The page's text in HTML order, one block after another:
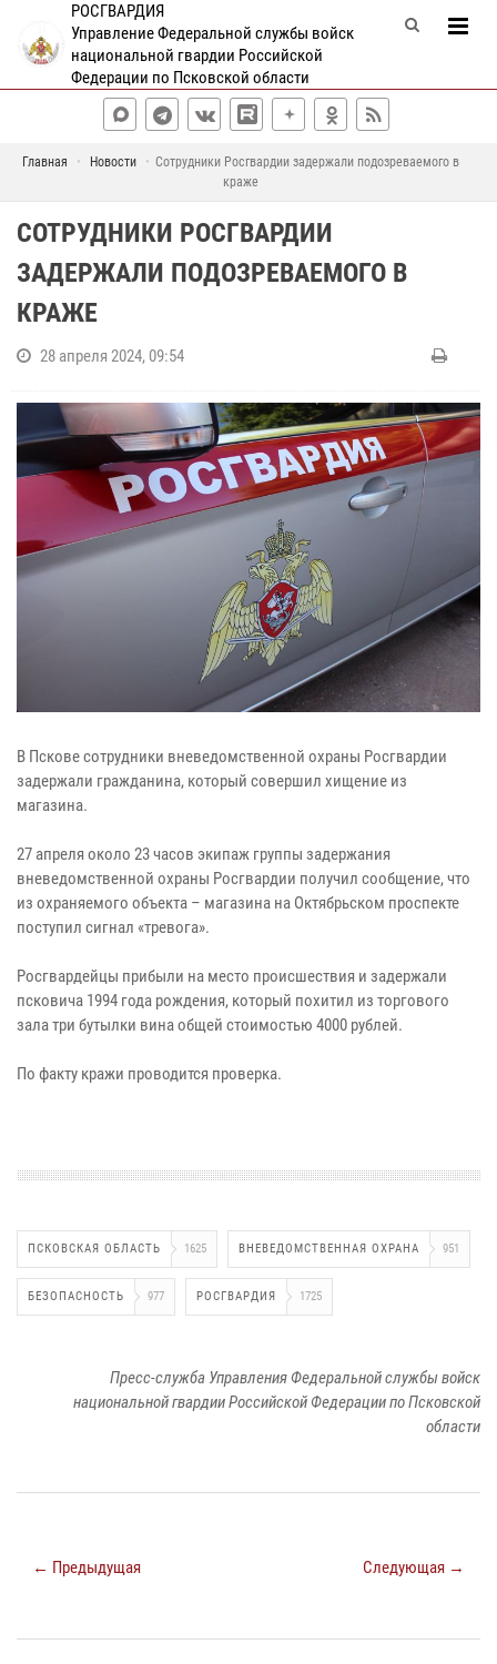
РОСГВАРДИЯ
Управление Федеральной службы войск
национальной гвардии Российской
Федерации по Псковской области
Главная Новости
Сотрудники Росгвардии задержали подозреваемого в
краже
СОТРУДНИКИ РОСГВАРДИИ
ЗАДЕРЖАЛИ ПОДОЗРЕВАЕМОГО В
КРАЖЕ
28 апреля 2024, 09:54
В Пскове сотрудники вневедомственной охраны Росгвардии
задержали гражданина, который совершил хищение из
магазина.
27 апреля около 23 часов экипаж группы задержания
вневедомственной охраны Росгвардии получил сообщение, что
из охраняемого объекта – магазина на Октябрьском проспекте
поступил сигнал «тревога».
Росгвардейцы прибыли на место происшествия и задержали
псковича 1994 года рождения, который похитил из торгового
зала три бутылки вина общей стоимостью 4000 рублей.
По факту кражи проводится проверка.
ПСКОВСКАЯ ОБЛАСТЬ 1625 ВНЕВЕДОМСТВЕННАЯ ОХРАНА 951
БЕЗОПАСНОСТЬ 977 РОСГВАРДИЯ 1725
Пресс-служба Управления Федеральной службы войск
национальной гвардии Российской Федерации по Псковской
области
← Предыдущая Следующая →